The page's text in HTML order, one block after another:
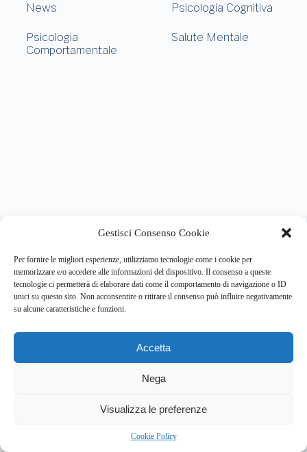
Gestisci Consenso Cookie
Per fornire le migliori esperienze, utilizziamo tecnologie come i cookie per
memorizzare e/o accedere alle informazioni del dispositivo. Il consenso a queste
tecnologie ci permetterà di elaborare dati come il comportamento di navigazione o ID
unici su questo sito. Non acconsentire o ritirare il consenso può influire negativamente
su alcune caratteristiche e funzioni.
Accetta
Nega
Visualizza le preferenze
Cookie Policy
News Psicologia Cognitiva
Psicologia
Comportamentale
Salute Mentale
psicologia e salute mentale.
Address:
VIA USODIMARE 3 - 37138 - VERONA (VR)
info@respira.re
045-511-7681
Bullet - Dynamic Solutions Srl P.IVA 02954300238 – REA